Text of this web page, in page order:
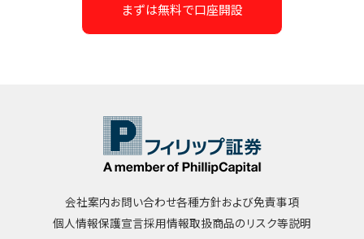
まずは無料で口座開設
会社案内お問い合わせ各種方針および免責事項
個人情報保護宣言採用情報取扱商品のリスク等説明